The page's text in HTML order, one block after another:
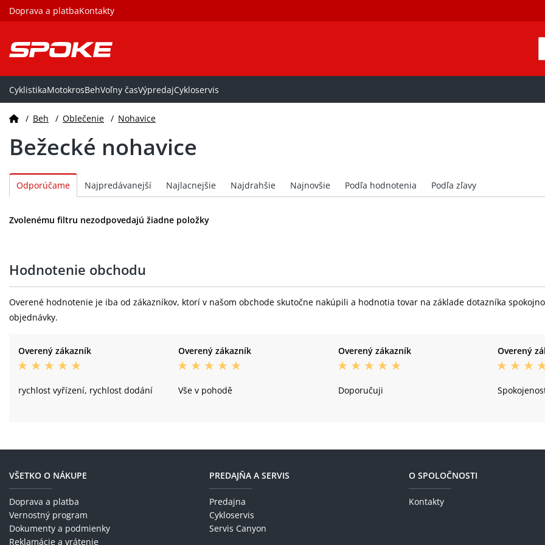
Doprava a platbaKontakty
CyklistikaMotokrosBehVoľny časVýpredajCykloservis
/ Beh / Oblečenie / Nohavice
Bežecké nohavice
Zvolenému filtru nezodpovedajú žiadne položky
Hodnotenie obchodu
Overené hodnotenie je iba od zákazníkov, ktorí v našom obchode skutočne nakúpili a hodnotia tovar na základe dotazníka
objednávky.
Overený zákazník
rychlost vyřízení, rychlost dodání
Overený zákazník
Vše v pohodě
Overený zákazník
Doporučuji
Overený
VŠETKO O NÁKUPE
Doprava a platba
Vernostný program
Dokumenty a podmienky
Reklamácie a vrátenie
PREDAJŇA A SERVIS
Predajna
Cykloservis
Servis Canyon
O SPOLOČNOSTI
Kontakty